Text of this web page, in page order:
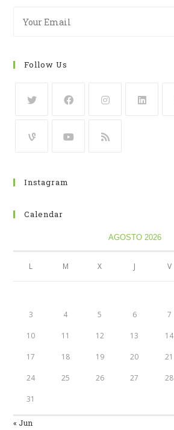
Follow Us
Instagram
Calendar
AGOSTO 2026
L M X J V
3 4 5 6 7
10 11 12 13 14
17 18 19 20 21
24 25 26 27 28
31
« Jun